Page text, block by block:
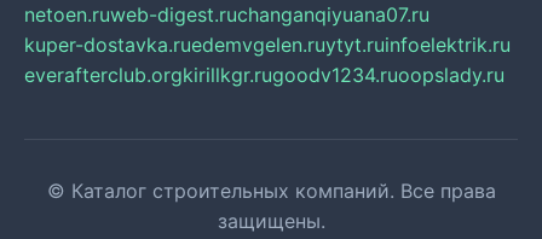
netoen.ruweb-digest.ruchanganqiyuana07.ru
kuper-dostavka.ruedemvgelen.ruytyt.ruinfoelektrik.ru
everafterclub.orgkirillkgr.rugoodv1234.ruoopslady.ru
© Каталог строительных компаний. Все права
защищены.